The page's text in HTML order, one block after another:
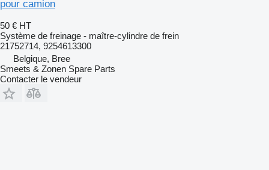
pour camion
50 € HT
Système de freinage - maître-cylindre de frein
21752714, 9254613300
Belgique, Bree
Smeets & Zonen Spare Parts
Contacter le vendeur